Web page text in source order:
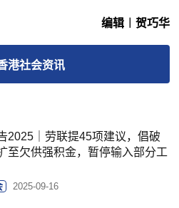
编辑︱贺巧华
港社会资讯
2025｜劳联提45项建议，倡破
至欠供强积金，暂停输入部分工
2025-09-16